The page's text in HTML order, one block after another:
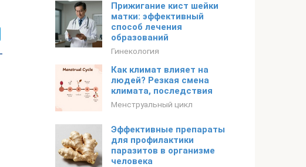
Прижигание кист шейки
матки: эффективный
способ лечения
образований
Гинекология
Как климат влияет на
людей? Резкая смена
климата, последствия
Менструальный цикл
Эффективные препараты
для профилактики
паразитов в организме
человека